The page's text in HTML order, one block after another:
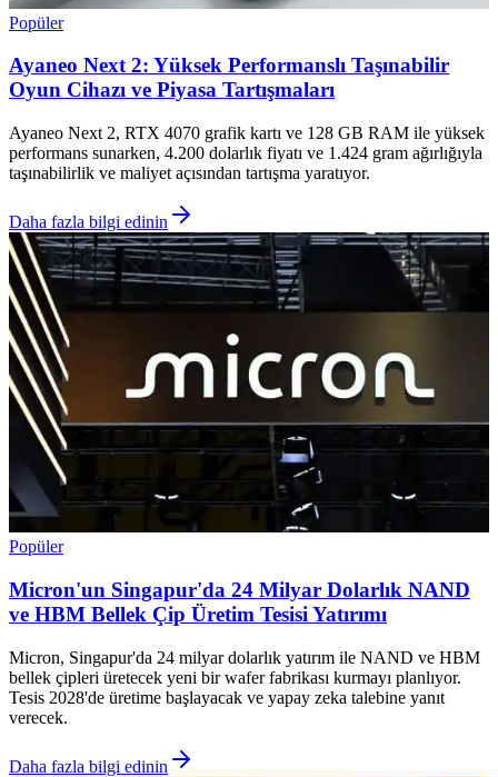
Popüler
Ayaneo Next 2: Yüksek Performanslı Taşınabilir
Oyun Cihazı ve Piyasa Tartışmaları
Ayaneo Next 2, RTX 4070 grafik kartı ve 128 GB RAM ile yüksek
performans sunarken, 4.200 dolarlık fiyatı ve 1.424 gram ağırlığıyla
taşınabilirlik ve maliyet açısından tartışma yaratıyor.
Daha fazla bilgi edinin
Popüler
Micron'un Singapur'da 24 Milyar Dolarlık NAND
ve HBM Bellek Çip Üretim Tesisi Yatırımı
Micron, Singapur'da 24 milyar dolarlık yatırım ile NAND ve HBM
bellek çipleri üretecek yeni bir wafer fabrikası kurmayı planlıyor.
Tesis 2028'de üretime başlayacak ve yapay zeka talebine yanıt
verecek.
Daha fazla bilgi edinin